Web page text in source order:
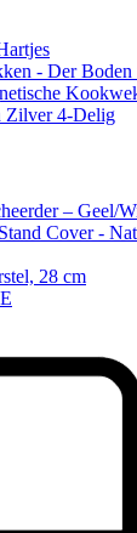
- Der Boden
Zilver 4-Delig
– Geel/
Cover -
28 cm